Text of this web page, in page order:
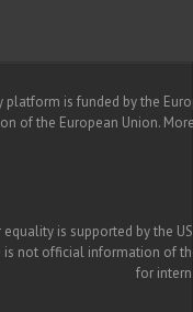
platform is funded by the
of the European Union.
is supported by the
not official information of
for